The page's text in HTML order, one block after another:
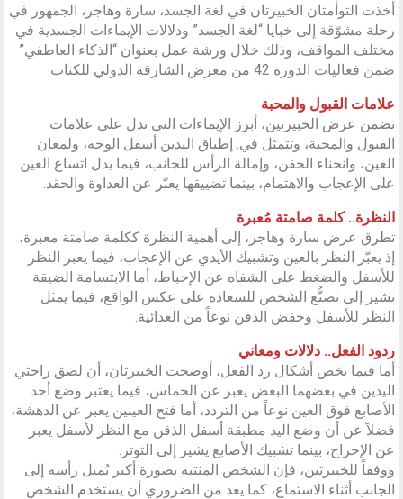
أخذت التوأمتان الخبيرتان في لغة الجسد، سارة وهاجر، الجمهور في
رحلة مشوّقة إلى خبايا “لغة الجسد” ودلالات الإيماءات الجسدية في
مختلف المواقف، وذلك خلال ورشة عمل بعنوان “الذكاء العاطفي”
ضمن فعاليات الدورة 42 من معرض الشارقة الدولي للكتاب.
علامات القبول والمحبة
تضمن عرض الخبيرتين، أبرز الإيماءات التي تدل على علامات
القبول والمحبة، وتتمثل في: إطباق اليدين أسفل الوجه، ولمعان
العين، وانحناء الجفن، وإمالة الرأس للجانب، فيما يدل اتساع العين
على الإعجاب والاهتمام، بينما تضييقها يعبّر عن العداوة والحقد.
النظرة.. كلمة صامتة مُعبرة
تطرق عرض سارة وهاجر، إلى أهمية النظرة ككلمة صامتة معبرة،
إذ يعبّر النظر بالعين وتشبيك الأيدي عن الإعجاب، فيما يعبر النظر
للأسفل والضغط على الشفاه عن الإحباط، أما الابتسامة الضيقة
تشير إلى تصنُّع الشخص للسعادة على عكس الواقع، فيما يمثل
النظر للأسفل وخفض الذقن نوعاً من العدائية.
ردود الفعل.. دلالات ومعاني
أما فيما يخص أشكال رد الفعل، أوضحت الخبيرتان، أن لصق راحتي
اليدين في بعضهما البعض يعبر عن الحماس، فيما يعتبر وضع أحد
الأصابع فوق العين نوعاً من التردد، أما فتح العينين يعبر عن الدهشة،
فضلاً عن أن وضع اليد مطبقة أسفل الذقن مع النظر لأسفل يعبر
عن الإحراج، بينما تشبيك الأصابع يشير إلى التوتر.
ووفقاً للخبيرتين، فإن الشخص المنتبه بصورة أكبر يُميل رأسه إلى
الجانب أثناء الاستماع، كما يعد من الضروري أن يستخدم الشخص